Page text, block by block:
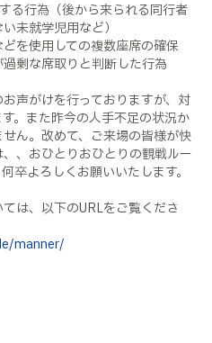
る行為（後から来られる同行者
未就学児用など）
を使用しての複数座席の確保
剰な席取りと判断した行為
声がけを行っておりますが、対
。また昨今の人手不足の状況か
ん。改めて、ご来場の皆様が快
、おひとりおひとりの観戦ルー
卒よろしくお願いいたします。
は、以下のURLをご覧くださ
manner/